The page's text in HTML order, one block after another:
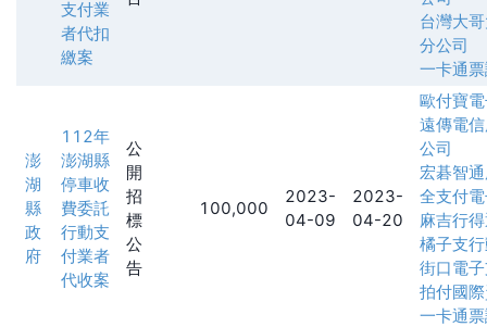
支付業
者代扣
繳案
台灣大
分公司
一卡通
澎
湖
縣
政
府
112年
澎湖縣
停車收
費委託
行動支
付業者
代收案
公
開
招
標
公
告
100,000
2023-
04-09
2023-
04-20
歐付寶
遠傳電
公司
宏碁智
全支付
麻吉行
橘子支
街口電
拍付國
一卡通